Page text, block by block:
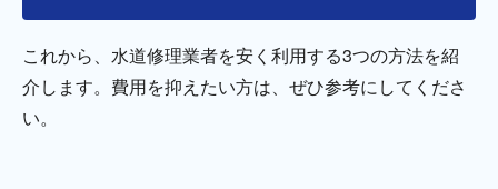
これから、水道修理業者を安く利用する3つの方法を紹
介します。費用を抑えたい方は、ぜひ参考にしてくださ
い。